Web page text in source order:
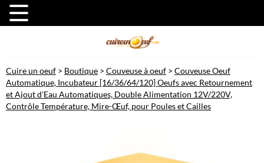
Cuire un oeuf > Boutique > Couveuse à oeuf > Couveuse Oeuf
Automatique, Incubateur [16/36/64/120] Oeufs avec Retournement
et Ajout d'Eau Automatiques, Double Alimentation 12V/220V,
Contrôle Température, Mire-Œuf, pour Poules et Cailles